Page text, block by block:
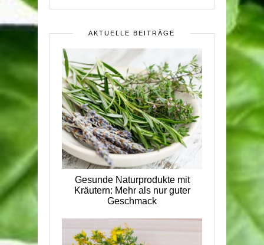
AKTUELLE BEITRÄGE
Gesunde Naturprodukte mit
Kräutern: Mehr als nur guter
Geschmack